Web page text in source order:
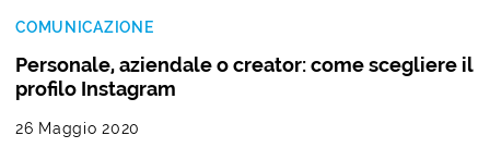
COMUNICAZIONE
Personale, aziendale o creator: come scegliere il
profilo Instagram
26 Maggio 2020